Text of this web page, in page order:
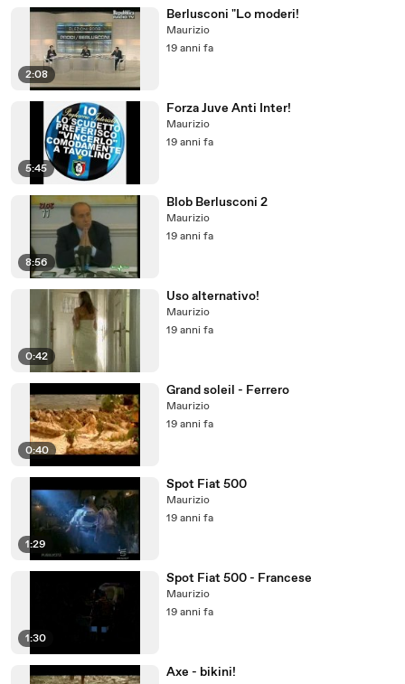
2:08
Berlusconi "Lo moderi!
Maurizio
19 anni fa
5:45
Forza Juve Anti Inter!
Maurizio
19 anni fa
8:56
Blob Berlusconi 2
Maurizio
19 anni fa
0:42
Uso alternativo!
Maurizio
19 anni fa
0:40
Grand soleil - Ferrero
Maurizio
19 anni fa
1:29
Spot Fiat 500
Maurizio
19 anni fa
1:30
Spot Fiat 500 - Francese
Maurizio
19 anni fa
Axe - bikini!